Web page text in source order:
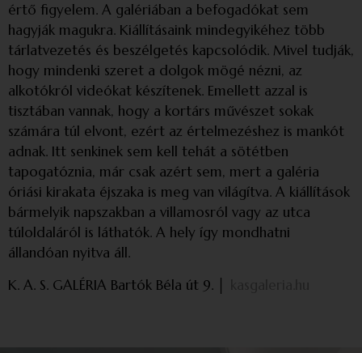
értő figyelem. A galériában a befogadókat sem
hagyják magukra. Kiállításaink mindegyikéhez több
tárlatvezetés és beszélgetés kapcsolódik. Mivel tudják,
hogy mindenki szeret a dolgok mögé nézni, az
alkotókról videókat készítenek. Emellett azzal is
tisztában vannak, hogy a kortárs művészet sokak
számára túl elvont, ezért az értelmezéshez is mankót
adnak. Itt senkinek sem kell tehát a sötétben
tapogatóznia, már csak azért sem, mert a galéria
óriási kirakata éjszaka is meg van világítva. A kiállítások
bármelyik napszakban a villamosról vagy az utca
túloldaláról is láthatók. A hely így mondhatni
állandóan nyitva áll.
K. A. S. GALÉRIA Bartók Béla út 9. │